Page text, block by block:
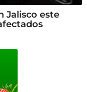
Jalisco este